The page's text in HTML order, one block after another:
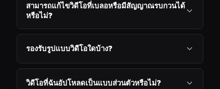
สามารถแก้ไขวิดีโอที่เบลอหรือมีสัญญาณรบกวนได้
หรือไม่?
รองรับรูปแบบวิดีโอใดบ้าง?
วิดีโอที่ฉันอัปโหลดเป็นแบบส่วนตัวหรือไม่?